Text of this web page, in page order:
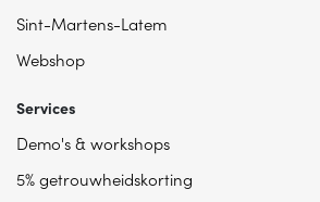
Sint-Martens-Latem
Webshop
Services
Demo's & workshops
5% getrouwheidskorting